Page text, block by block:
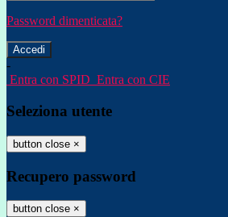
Password dimenticata?
-
Entra con SPID Entra con CIE
Seleziona utente
button close ×
Recupero password
button close ×